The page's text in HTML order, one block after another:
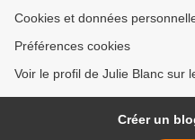
Cookies et données
Préférences cookies
Voir le profil de Julie Blanc sur
Créer un